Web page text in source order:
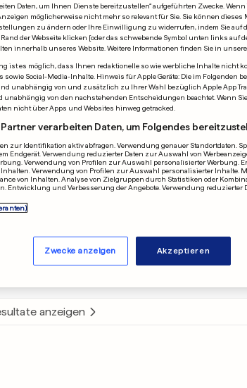
Publiziert 23. Juni 2026,
und führt
Runde
2. SPIELTAG
5 – 0
Spielende Usbekistan
– 0
0
– 0
anzeigen
Daten, um Ihnen Dienste bereitzustellen“ aufgeführten Zwecke.
möglicherweise nicht mehr so relevant für Sie. Sie können dieses
zu ändern oder Ihre Einwilligung zu widerrufen, indem Sie auf
der Webseite klicken [oder das schwebende Symbol unten links auf
innerhalb unseres Website. Weitere Informationen finden Sie in
ist es möglich, dass Ihnen redaktionelle so wie werbliche Inhalte nicht
sowie Social-Media-Inhalte. Hinweis für Apple Geräte: Die im Folgenden
unabhängig von und zusätzlich zu Ihrer Wahl bezüglich Apple App
unabhängig von den nachstehenden Entscheidungen beachtet. Wenn
nicht über Apps und Websites hinweg getracked.
verarbeiten Daten, um Folgendes
zur Identifikation aktiv abfragen. Verwendung genauer Standortdaten.
Endgerät. Verwendung reduzierter Daten zur Auswahl von
Verwendung von Profilen zur Auswahl personalisierter Werbung.
Verwendung von Profilen zur Auswahl personalisierter Inhalte.
von Inhalten. Analyse von Zielgruppen durch Statistiken oder
Entwicklung und Verbesserung der Angebote. Verwendung reduzierter
Zwecke anzeigen Akzeptieren